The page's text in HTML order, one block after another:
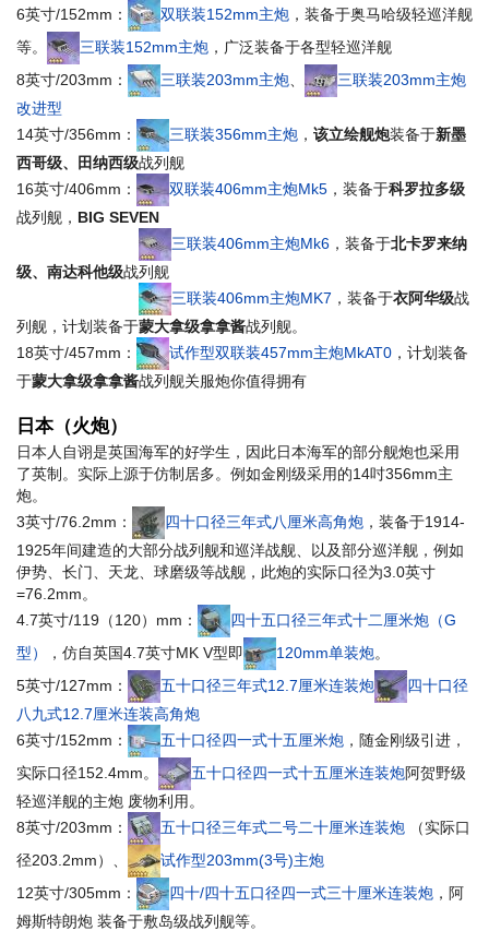
6英寸/152mm：
双联装152mm主炮 ，装备于奥马哈级轻巡洋舰
等。
三联装152mm主炮 ，广泛装备于各型轻巡洋舰
8英寸/203mm：
三联装203mm主炮
三联装203mm主炮
改进型
14英寸/356mm：
三联装356mm主炮 ， 该立绘舰炮装备于新墨
西哥级、田纳西级战列舰
16英寸/406mm：
双联装406mm主炮Mk5 ，装备于科罗拉多级
战列舰， BIG SEVEN
三联装406mm主炮Mk6 ，装备于北卡罗来纳
级、南达科他级战列舰
三联装406mm主炮MK7 ，装备于衣阿华级战
列舰，计划装备于蒙大拿级拿拿酱战列舰。
18英寸/457mm：
试作型双联装457mm主炮MkAT0 ，计划装备
于蒙大拿级拿拿酱战列舰关服炮你值得拥有
日本（火炮）
日本人自诩是英国海军的好学生，因此日本海军的部分舰炮也采用
了英制。 实际上源于仿制居多。 例如金刚级采用的14吋356mm主
炮。
3英寸/76.2mm：
四十口径三年式八厘米高角炮 ，装备于1914-
1925年间建造的大部分战列舰和巡洋战舰、以及部分巡洋舰，例如
伊势、长门、天龙、球磨级等战舰，此炮的实际口径为3.0英寸
=76.2mm。
4.7英寸/119（120）mm：
四十五口径三年式十二厘米炮（G
型）
，仿自英国4.7英寸MK V型即 120mm单装炮。
5英寸/127mm：
五十口径三年式12.7厘米连装炮
四十口径
八九式12.7厘米连装高角炮
6英寸/152mm：
五十口径四一式十五厘米炮 ，随金刚级引进，
实际口径152.4mm。
五十口径四一式十五厘米连装炮阿贺野级
轻巡洋舰的主炮 废物利用 。
8英寸/203mm：
五十口径三年式二号二十厘米连装炮 （实际口
径203.2mm）、
试作型203mm(3号)主炮
12英寸/305mm：
四十/四十五口径四一式三十厘米连装炮 ， 阿
姆斯特朗炮 装备于敷岛级战列舰等。